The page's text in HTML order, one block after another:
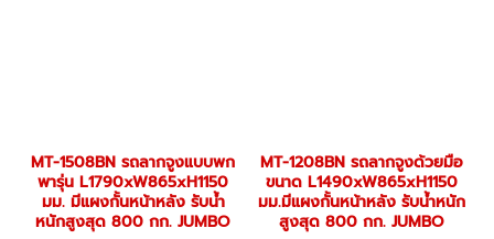
MT-1508BN รถลากจูงแบบพก
พารุ่น L1790xW865xH1150
มม. มีแผงกั้นหน้าหลัง รับน้ำ
หนักสูงสุด 800 กก. JUMBO
MT-1208BN รถลากจูงด้วยมือ
ขนาด L1490xW865xH1150
มม.มีแผงกั้นหน้าหลัง รับน้ำหนัก
สูงสุด 800 กก. JUMBO